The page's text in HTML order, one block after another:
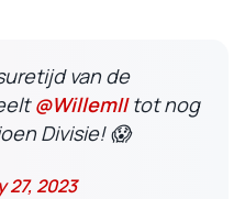
van de
@WillemIItot nog
Divisie! 😱
27, 2023